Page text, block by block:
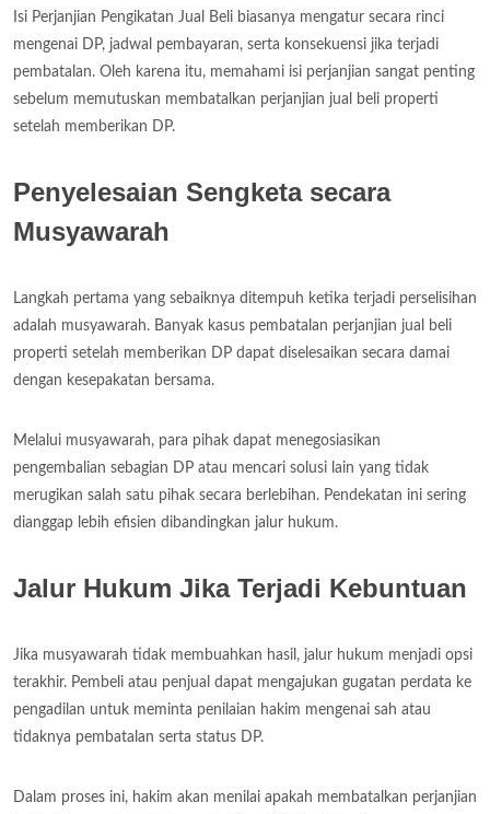
Isi Perjanjian Pengikatan Jual Beli biasanya mengatur secara rinci
mengenai DP, jadwal pembayaran, serta konsekuensi jika terjadi
pembatalan. Oleh karena itu, memahami isi perjanjian sangat penting
sebelum memutuskan membatalkan perjanjian jual beli properti
setelah memberikan DP.
Penyelesaian Sengketa secara
Musyawarah
Langkah pertama yang sebaiknya ditempuh ketika terjadi perselisihan
adalah musyawarah. Banyak kasus pembatalan perjanjian jual beli
properti setelah memberikan DP dapat diselesaikan secara damai
dengan kesepakatan bersama.
Melalui musyawarah, para pihak dapat menegosiasikan
pengembalian sebagian DP atau mencari solusi lain yang tidak
merugikan salah satu pihak secara berlebihan. Pendekatan ini sering
dianggap lebih efisien dibandingkan jalur hukum.
Jalur Hukum Jika Terjadi Kebuntuan
Jika musyawarah tidak membuahkan hasil, jalur hukum menjadi opsi
terakhir. Pembeli atau penjual dapat mengajukan gugatan perdata ke
pengadilan untuk meminta penilaian hakim mengenai sah atau
tidaknya pembatalan serta status DP.
Dalam proses ini, hakim akan menilai apakah membatalkan perjanjian